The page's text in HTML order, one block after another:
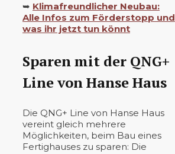
➥ Klimafreundlicher Neubau:
Alle Infos zum Förderstopp und
was ihr jetzt tun könnt
Sparen mit der QNG+
Line von Hanse Haus
Die QNG+ Line von Hanse Haus
vereint gleich mehrere
Möglichkeiten, beim Bau eines
Fertighauses zu sparen: Die